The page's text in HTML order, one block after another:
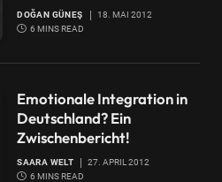
DOĞAN GÜNEŞ
18. MAI 2012
6 MINS READ
Emotionale Integration in
Deutschland? Ein
Zwischenbericht!
SAARA WELT
27. APRIL 2012
6 MINS READ